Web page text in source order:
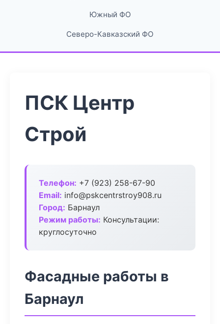
Южный ФО
Северо-Кавказский ФО
ПСК Центр
Строй
Телефон: +7 (923) 258-67-90
Email: info@pskcentrstroy908.ru
Город: Барнаул
Режим работы: Консультации:
круглосуточно
Фасадные работы в
Барнаул